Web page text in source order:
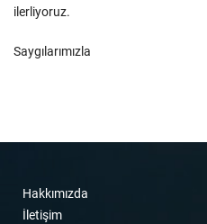
ilerliyoruz.
Saygılarımızla
Hakkımızda
İletişim